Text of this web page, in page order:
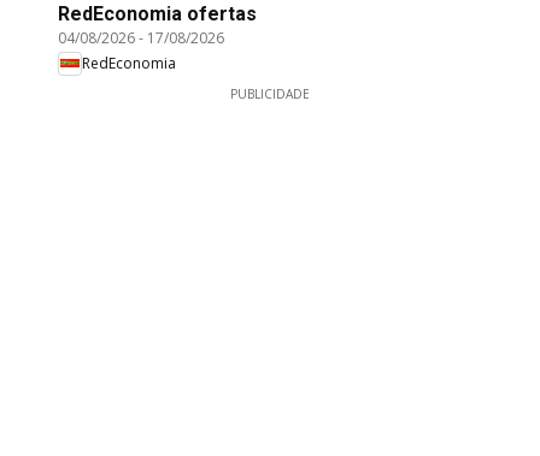
RedEconomia ofertas
04/08/2026- 17/08/2026
RedEconomia
PUBLICIDADE